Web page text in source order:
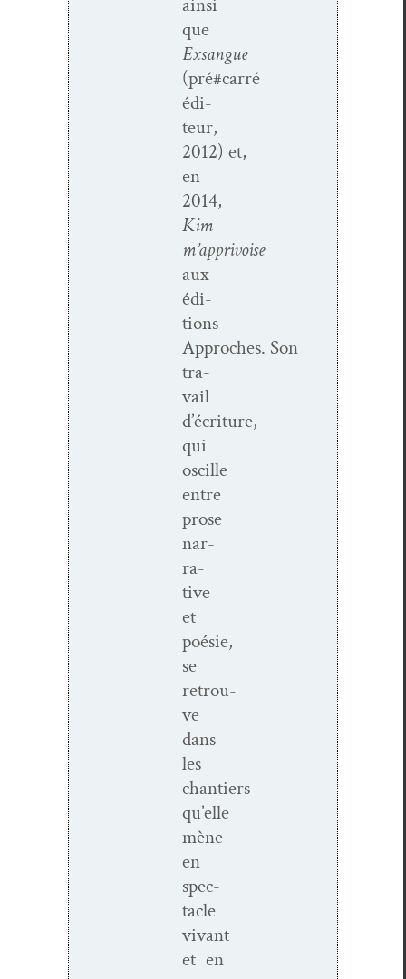
ain­si
que
Exsangue
(pré#carré
édi­
teur,
2012) et,
en
2014,
Kim
m’apprivoise
aux
édi­
tions
Approches. Son
tra­
vail
d’écriture,
qui
oscille
entre
prose
nar­
ra­
tive
et
poésie,
se
retrou­
ve
dans
les
chantiers
qu’elle
mène
en
spec­
ta­cle
vivant
et en